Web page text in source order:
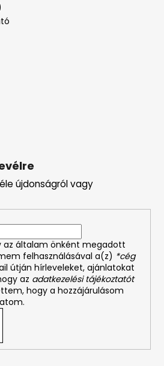
újdonságról vagy
az általam önként megadott
felhasználásával a(z) *cég
útján hírleveleket, ajánlatokat
az adatkezelési tájékoztatót
hogy a hozzájárulásom